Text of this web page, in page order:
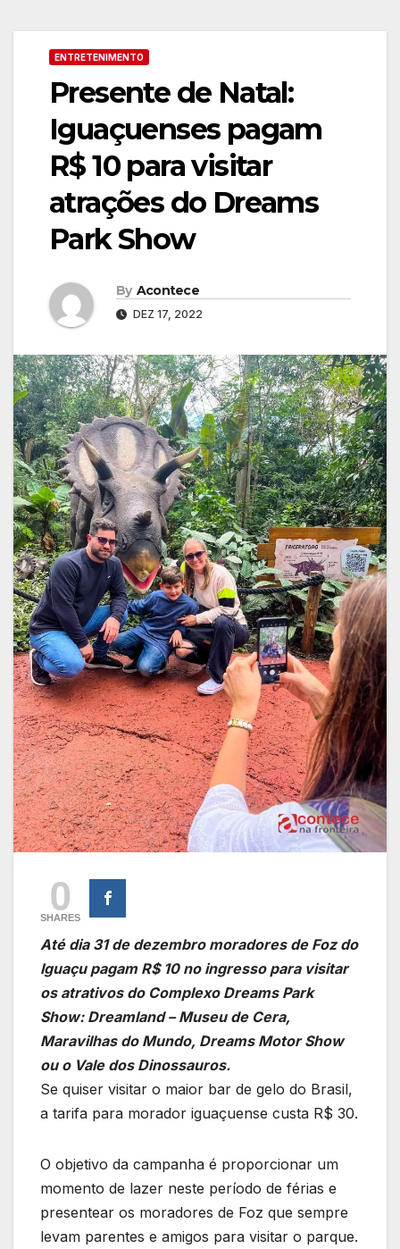
ENTRETENIMENTO
Presente de Natal:
Iguaçuenses pagam
R$ 10 para visitar
atrações do Dreams
Park Show
By Acontece
DEZ 17, 2022
0
SHARES
Até dia 31 de dezembro moradores de Foz do
Iguaçu pagam R$ 10 no ingresso para visitar
os atrativos do Complexo Dreams Park
Show: Dreamland – Museu de Cera,
Maravilhas do Mundo, Dreams Motor Show
ou o Vale dos Dinossauros.
Se quiser visitar o maior bar de gelo do Brasil,
a tarifa para morador iguaçuense custa R$ 30.
O objetivo da campanha é proporcionar um
momento de lazer neste período de férias e
presentear os moradores de Foz que sempre
levam parentes e amigos para visitar o parque.